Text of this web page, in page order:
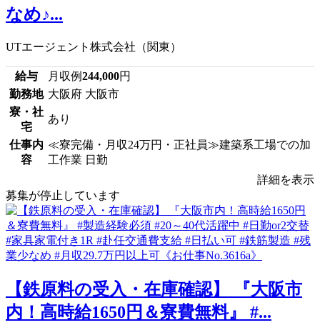
なめ♪...
UTエージェント株式会社（関東）
給与 月収例244,000円
勤務地 大阪府 大阪市
寮・社
宅
あり
仕事内
容
≪寮完備・月収24万円・正社員≫建築系工場での加
工作業 日勤
詳細を表示
募集が停止しています
【鉄原料の受入・在庫確認】 『大阪市
内！高時給1650円＆寮費無料』 #...